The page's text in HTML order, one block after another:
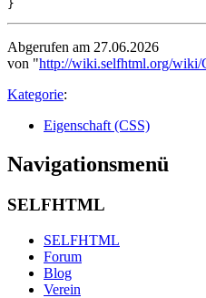
}
Abgerufen am 27.06.2026
von "http://wiki.selfhtml.org/wiki/
Kategorie:
Eigenschaft (CSS)
Navigationsmenü
SELFHTML
SELFHTML
Forum
Blog
Verein